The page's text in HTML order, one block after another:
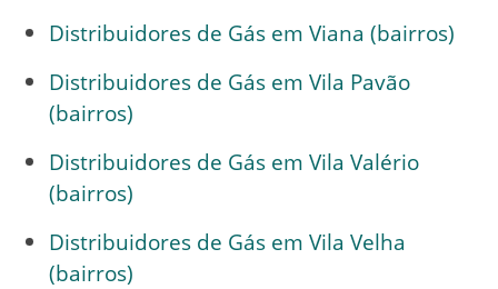
Distribuidores de Gás em Viana (bairros)
Distribuidores de Gás em Vila Pavão
(bairros)
Distribuidores de Gás em Vila Valério
(bairros)
Distribuidores de Gás em Vila Velha
(bairros)